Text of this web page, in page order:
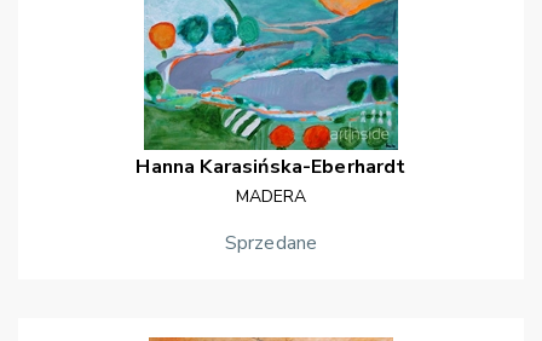
Hanna Karasińska-Eberhardt
MADERA
Sprzedane